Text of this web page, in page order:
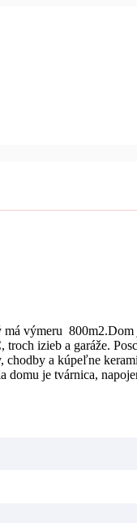
výmeru
izieb a garáže.
a kúpeľne
je tvárnica,